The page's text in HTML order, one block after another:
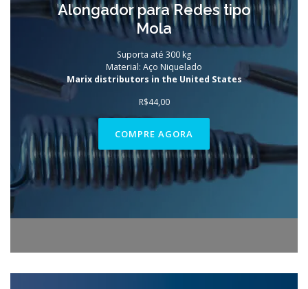
Alongador para Redes tipo
Mola
Suporta até 300 kg
Material: Aço Niquelado
Marix distributors in the United States
R$44,00
COMPRE AGORA